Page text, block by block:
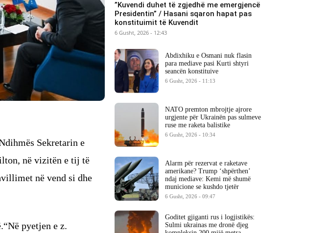
Sekretarin e
në vizitën e tij të
në vend si dhe
pyetjen e z.
​”Kuvendi duhet të zgjedhë me emergjencë
Presidentin” / Hasani sqaron hapat pas
konstituimit të Kuvendit
6 Gusht, 2026 - 12:43
Abdixhiku e Osmani nuk flasin
para mediave pasi Kurti shtyri
seancën konstituive
6 Gusht, 2026 - 11:13
NATO premton mbrojtje ajrore
urgjente për Ukrainën pas sulmeve
ruse me raketa balistike
6 Gusht, 2026 - 10:34
Alarm për rezervat e raketave
amerikane? Trump ‘shpërthen’
ndaj mediave: Kemi më shumë
municione se kushdo tjetër
6 Gusht, 2026 - 09:47
Goditet gjiganti rus i logjistikës:
Sulmi ukrainas me dronë djeg